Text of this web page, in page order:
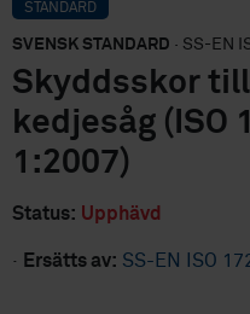
STANDARD
SVENSK STANDARD · SS-EN
Skyddsskor
kedjesåg (ISO
1:2007)
Status: Upphävd
· Ersätts av: SS-EN ISO